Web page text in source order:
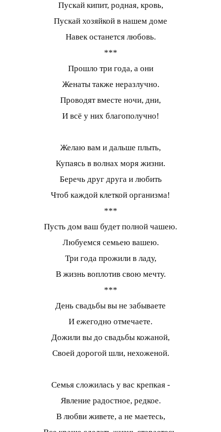
Пускай кипит, родная, кровь,
Пускай хозяйкой в нашем доме
Навек останется любовь.
***
Прошло три года, а они
Женаты также неразлучно.
Проводят вместе ночи, дни,
И всё у них благополучно!
Желаю вам и дальше плыть,
Купаясь в волнах моря жизни.
Беречь друг друга и любить
Чтоб каждой клеткой организма!
***
Пусть дом ваш будет полной чашею.
Любуемся семьею вашею.
Три года прожили в ладу,
В жизнь воплотив свою мечту.
***
День свадьбы вы не забываете
И ежегодно отмечаете.
Дожили вы до свадьбы кожаной,
Своей дорогой шли, нехоженой.
Семья сложилась у вас крепкая -
Явление радостное, редкое.
В любви живете, а не маетесь,